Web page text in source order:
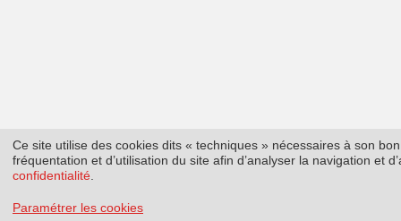
Ce site utilise des cookies dits « techniques » nécessaires à son
fréquentation et d’utilisation du site afin d’analyser la navigation et
confidentialité
Paramétrer les cookies